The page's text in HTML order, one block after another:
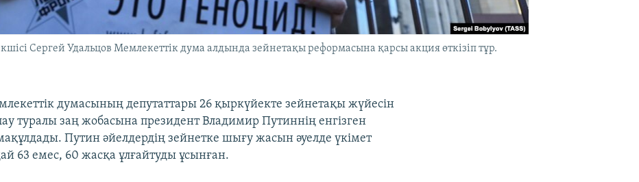
Сергей Удальцов Мемлекеттік дума алдында зейнетақы реформасына қарсы акция өткізіп тұр.
думасының депутаттары 26 қыркүйекте зейнетақы жүйесін
туралы заң жобасына президент Владимир Путиннің енгізген
Путин әйелдердің зейнетке шығу жасын әуелде үкімет
63 емес, 60 жасқа ұлғайтуды ұсынған.